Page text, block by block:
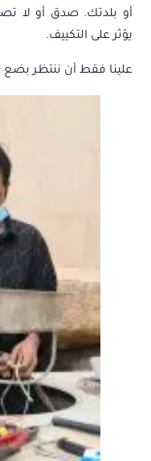
أو بلدتك. صدق أو لا
يؤثر على التكييف.
علينا فقط أن ننتظر